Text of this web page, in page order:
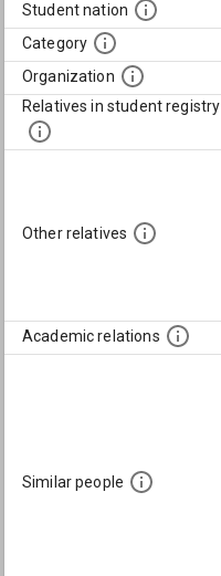
Student nation
Category
Organization
Relatives in student registry
Other relatives
Academic relations
Similar people